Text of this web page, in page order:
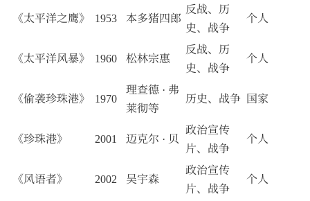
《太平洋之鹰》
1953 本多猪四郎
反战、历
史、战争
个人
《太平洋风暴》 1960 松林宗惠
反战、历
史、战争
个人
《偷袭珍珠港》 1970
理查德 · 弗
莱彻等
历史、战争 国家
《珍珠港》 2001 迈克尔 · 贝
政治宣传
片、战争
个人
《风语者》 2002 吴宇森
政治宣传
片、战争
个人